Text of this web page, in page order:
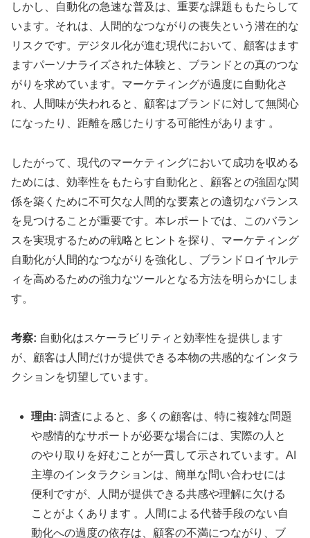
しかし、自動化の急速な普及は、重要な課題ももたらして
います。それは、人間的なつながりの喪失という潜在的な
リスクです。デジタル化が進む現代において、顧客はます
ますパーソナライズされた体験と、ブランドとの真のつな
がりを求めています。マーケティングが過度に自動化さ
れ、人間味が失われると、顧客はブランドに対して無関心
になったり、距離を感じたりする可能性があります 。
したがって、現代のマーケティングにおいて成功を収める
ためには、効率性をもたらす自動化と、顧客との強固な関
係を築くために不可欠な人間的な要素との適切なバランス
を見つけることが重要です。本レポートでは、このバラン
スを実現するための戦略とヒントを探り、マーケティング
自動化が人間的なつながりを強化し、ブランドロイヤルテ
ィを高めるための強力なツールとなる方法を明らかにしま
す。
考察: 自動化はスケーラビリティと効率性を提供します
が、顧客は人間だけが提供できる本物の共感的なインタラ
クションを切望しています。
理由: 調査によると、多くの顧客は、特に複雑な問題
や感情的なサポートが必要な場合には、実際の人と
のやり取りを好むことが一貫して示されています。AI
主導のインタラクションは、簡単な問い合わせには
便利ですが、人間が提供できる共感や理解に欠ける
ことがよくあります 。人間による代替手段のない自
動化への過度の依存は、顧客の不満につながり、ブ